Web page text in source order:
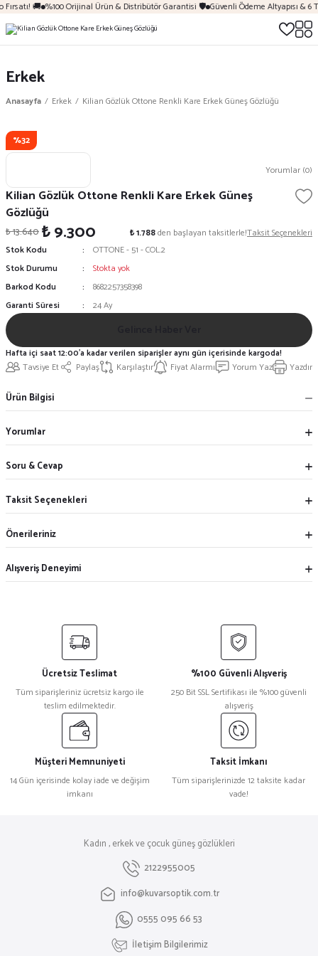
🚚 %100 Orijinal Ürün & Distribütör Garantisi 🛡️ Güvenli Ödeme Altyapısı & 6
Erkek
Anasayfa Erkek Kilian Gözlük Ottone Renkli Kare Erkek Güneş Gözlüğü
%32
Yorumlar (0)
Kilian Gözlük Ottone Renkli Kare Erkek Güneş
Gözlüğü
₺ 13.640₺ 9.300 ₺ 1.788den başlayan taksitlerle!Taksit Seçenekleri
Stok Kodu
OTTONE - 51 - COL.2
Stok Durumu
Stokta yok
Barkod Kodu
8682257358398
Garanti Süresi
24 Ay
Tavsiye Et Paylaş Karşılaştır Fiyat Alarmı Yorum Yaz Yazdır
Hafta içi saat 12:00'a kadar verilen siparişler aynı gün içerisinde kargoda!
Ürün Bilgisi
Yorumlar
Soru & Cevap
Taksit Seçenekleri
Önerileriniz
Alışveriş Deneyimi
Ücretsiz Teslimat
Tüm siparişleriniz ücretsiz kargo ile
teslim edilmektedir.
%100 Güvenli Alışveriş
250 Bit SSL Sertifikası ile %100 güvenli
alışveriş
Müşteri Memnuniyeti
14 Gün içerisinde kolay iade ve değişim
imkanı
Taksit İmkanı
Tüm siparişlerinizde 12 taksite kadar
vade!
Kadın , erkek ve çocuk güneş gözlükleri
2122955005
info@kuvarsoptik.com.tr
0555 095 66 53
İletişim Bilgilerimiz